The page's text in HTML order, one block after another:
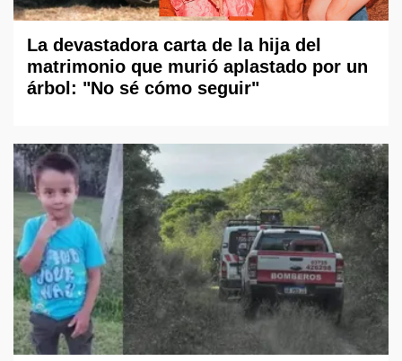
La devastadora carta de la hija del
matrimonio que murió aplastado por un
árbol: "No sé cómo seguir"